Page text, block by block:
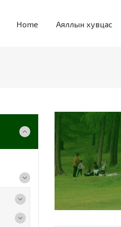
Home Аяллын хувцас